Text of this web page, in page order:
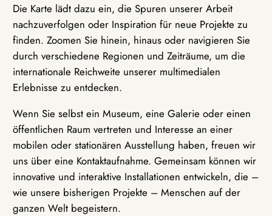
Die Karte lädt dazu ein, die Spuren unserer Arbeit
nachzuverfolgen oder Inspiration für neue Projekte zu
finden. Zoomen Sie hinein, hinaus oder navigieren Sie
durch verschiedene Regionen und Zeiträume, um die
internationale Reichweite unserer multimedialen
Erlebnisse zu entdecken.
Wenn Sie selbst ein Museum, eine Galerie oder einen
öffentlichen Raum vertreten und Interesse an einer
mobilen oder stationären Ausstellung haben, freuen wir
uns über eine Kontaktaufnahme. Gemeinsam können wir
innovative und interaktive Installationen entwickeln, die –
wie unsere bisherigen Projekte – Menschen auf der
ganzen Welt begeistern.